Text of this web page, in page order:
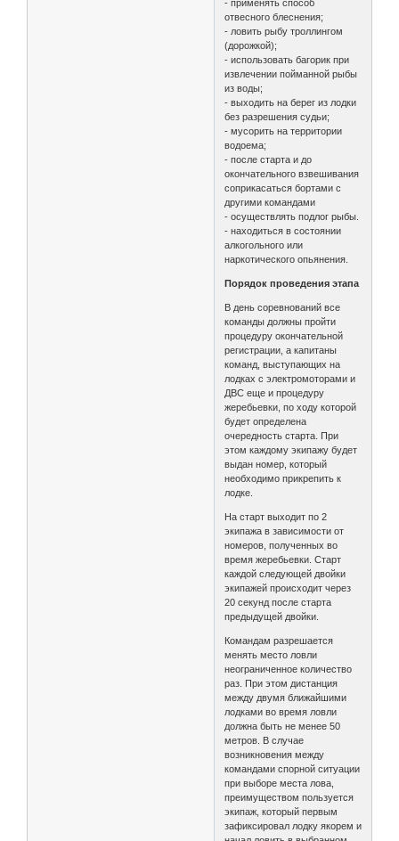
- применять способ
отвесного блеснения;
- ловить рыбу троллингом
(дорожкой);
- использовать багорик при
извлечении пойманной рыбы
из воды;
- выходить на берег из лодки
без разрешения судьи;
- мусорить на территории
водоема;
- после старта и до
окончательного взвешивания
соприкасаться бортами с
другими командами
- осуществлять подлог рыбы.
- находиться в состоянии
алкогольного или
наркотического опьянения.
Порядок проведения этапа
В день соревнований все
команды должны пройти
процедуру окончательной
регистрации, а капитаны
команд, выступающих на
лодках с электромоторами и
ДВС еще и процедуру
жеребьевки, по ходу которой
будет определена
очередность старта. При
этом каждому экипажу будет
выдан номер, который
необходимо прикрепить к
лодке.
На старт выходит по 2
экипажа в зависимости от
номеров, полученных во
время жеребьевки. Старт
каждой следующей двойки
экипажей происходит через
20 секунд после старта
предыдущей двойки.
Командам разрешается
менять место ловли
неограниченное количество
раз. При этом дистанция
между двумя ближайшими
лодками во время ловли
должна быть не менее 50
метров. В случае
возникновения между
командами спорной ситуации
при выборе места лова,
преимуществом пользуется
экипаж, который первым
зафиксировал лодку якорем и